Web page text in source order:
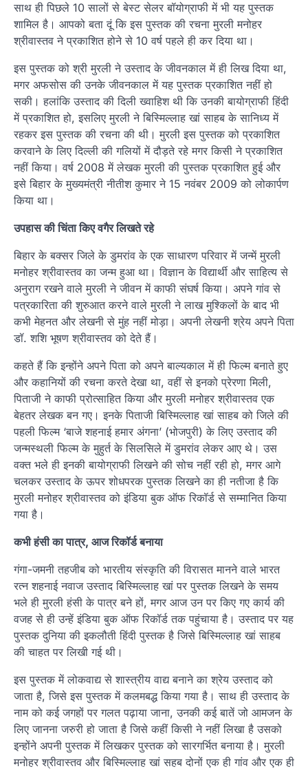
साथ ही पिछले 10 सालों से बेस्ट सेलर बॉयोग्राफी में भी यह पुस्तक
शामिल है। आपको बता दूं कि इस पुस्तक की रचना मुरली मनोहर
श्रीवास्तव ने प्रकाशित होने से 10 वर्ष पहले ही कर दिया था।
इस पुस्तक को श्री मुरली ने उस्ताद के जीवनकाल में ही लिख दिया था,
मगर अफसोस की उनके जीवनकाल में यह पुस्तक प्रकाशित नहीं हो
सकी। हलांकि उस्ताद की दिली ख्वाहिश थी कि उनकी बायोग्राफी हिंदी
में प्रकाशित हो, इसलिए मुरली ने बिस्मिल्लाह खां साहब के सानिध्य में
रहकर इस पुस्तक की रचना की थी। मुरली इस पुस्तक को प्रकाशित
करवाने के लिए दिल्ली की गलियों में दौड़ते रहे मगर किसी ने प्रकाशित
नहीं किया। वर्ष 2008 में लेखक मुरली की पुस्तक प्रकाशित हुई और
इसे बिहार के मुख्यमंत्री नीतीश कुमार ने 15 नवंबर 2009 को लोकार्पण
किया था।
उपहास की चिंता किए वगैर लिखते रहे
बिहार के बक्सर जिले के डुमरांव के एक साधारण परिवार में जन्में मुरली
मनोहर श्रीवास्तव का जन्म हुआ था। विज्ञान के विद्यार्थी और साहित्य से
अनुराग रखने वाले मुरली ने जीवन में काफी संघर्ष किया। अपने गांव से
पत्रकारिता की शुरुआत करने वाले मुरली ने लाख मुश्किलों के बाद भी
कभी मेहनत और लेखनी से मुंह नहीं मोड़ा। अपनी लेखनी श्रेय अपने पिता
डॉ. शशि भूषण श्रीवास्तव को देते हैं।
कहते हैं कि इन्होंने अपने पिता को अपने बाल्यकाल में ही फिल्म बनाते हुए
और कहानियों की रचना करते देखा था, वहीं से इनको प्रेरणा मिली,
पिताजी ने काफी प्रोत्साहित किया और मुरली मनोहर श्रीवास्तव एक
बेहतर लेखक बन गए। इनके पिताजी बिस्मिल्लाह खां साहब को जिले की
पहली फिल्म ‘बाजे शहनाई हमार अंगना’ (भोजपुरी) के लिए उस्ताद की
जन्मस्थली फिल्म के मुहुर्त के सिलसिले में डुमरांव लेकर आए थे। उस
वक्त भले ही इनकी बायोग्राफी लिखने की सोच नहीं रही हो, मगर आगे
चलकर उस्ताद के ऊपर शोधपरक पुस्तक लिखने का ही नतीजा है कि
मुरली मनोहर श्रीवास्तव को इंडिया बुक ऑफ रिकॉर्ड से सम्मानित किया
गया है।
कभी हंसी का पात्र, आज रिकॉर्ड बनाया
गंगा-जमनी तहजीब को भारतीय संस्कृति की विरासत मानने वाले भारत
रत्न शहनाई नवाज उस्ताद बिस्मिल्लाह खां पर पुस्तक लिखने के समय
भले ही मुरली हंसी के पात्र बने हों, मगर आज उन पर किए गए कार्य की
वजह से ही उन्हें इंडिया बुक ऑफ रिकॉर्ड तक पहुंचाया है। उस्ताद पर यह
पुस्तक दुनिया की इकलौती हिंदी पुस्तक है जिसे बिस्मिल्लाह खां साहब
की चाहत पर लिखी गई थी।
इस पुस्तक में लोकवाद्य से शास्त्रीय वाद्य बनाने का श्रेय उस्ताद को
जाता है, जिसे इस पुस्तक में कलमबद्ध किया गया है। साथ ही उस्ताद के
नाम को कई जगहों पर गलत पढ़ाया जाना, उनकी कई बातें जो आमजन के
लिए जानना जरुरी हो जाता है जिसे कहीं किसी ने नहीं लिखा है उसको
इन्होंने अपनी पुस्तक में लिखकर पुस्तक को सारगर्भित बनाया है। मुरली
मनोहर श्रीवास्तव और बिस्मिल्लाह खां सहब दोनों एक ही गांव और एक ही